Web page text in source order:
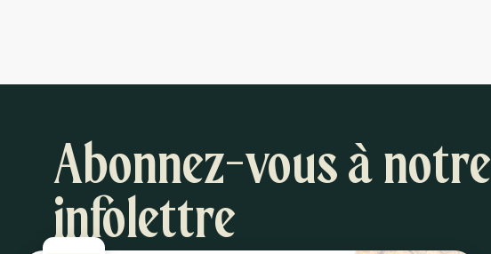
Abonnez-vous à notre
infolettre